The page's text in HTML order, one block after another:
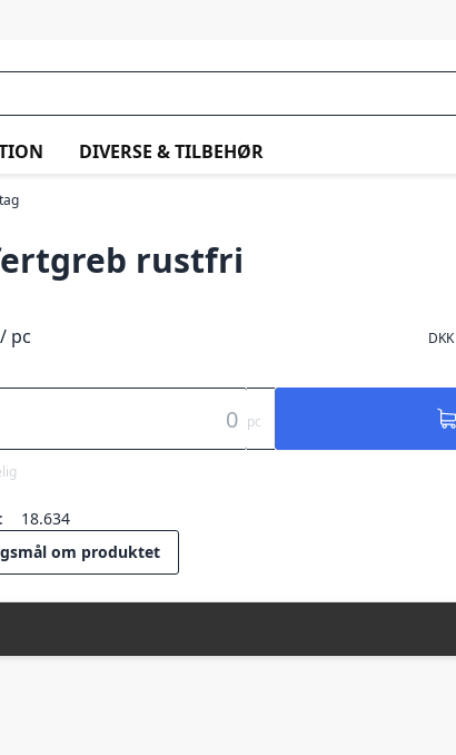
DIVERSE & TILBEHØR
rustfri
pc DKK
pc
18.634
om produktet